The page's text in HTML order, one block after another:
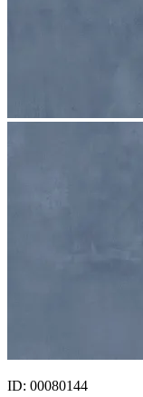
ID: 00080144